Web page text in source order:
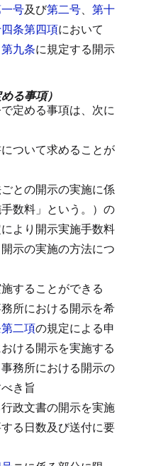
号及び第二号、 第十
条第四項において
第九条に規定する開示
る事項）
定める事項は、次に
ついて求めることが
との開示の実施に係
数料」という。）の
より開示実施手数料
示の実施の方法につ
することができる
所における開示を希
二項の規定による申
ける開示を実施する
務所における開示の
き旨
政文書の開示を実施
る日数及び送付に要